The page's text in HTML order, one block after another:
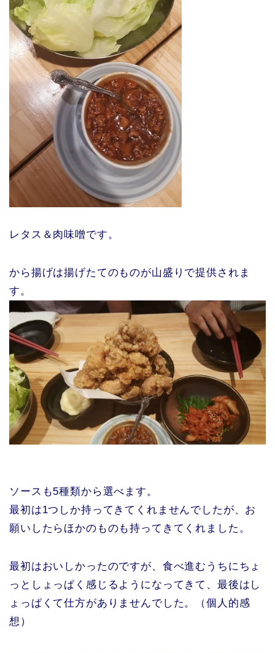
レタス＆肉味噌です。
から揚げは揚げたてのものが山盛りで提供されま
す。
ソースも5種類から選べます。
最初は1つしか持ってきてくれませんでしたが、お
願いしたらほかのものも持ってきてくれました。
最初はおいしかったのですが、食べ進むうちにちょ
っとしょっぱく感じるようになってきて、最後はし
ょっぱくて仕方がありませんでした。（個人的感
想）